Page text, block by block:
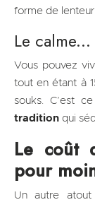
forme de
Le
Vous pouvez
tout en étant à
souks. C’est ce
tradition qui
Le coût
pour
Un autre